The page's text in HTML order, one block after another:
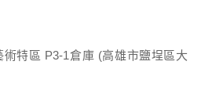
術特區 P3-1倉庫 (高雄市鹽埕區大